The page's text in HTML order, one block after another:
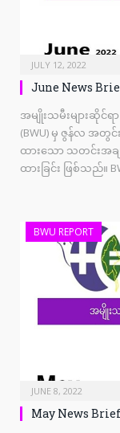
JULY 12, 2022
June News
အမျိုးသမီးများဆိုင်
(BWU) မှ ဇွန်လ အတွ
ထားသော သတင်းအခ
ထားခြင်း ဖြစ်သည်။
BWU REPORT
JUNE 8, 2022
May News